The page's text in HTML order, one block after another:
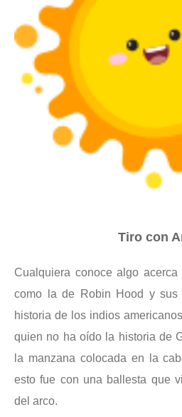
Tiro con
Cualquiera conoce algo
como la de Robin Hood y sus
historia de los indios
quien no ha oído la historia de
la manzana colocada en la
esto fue con una ballesta que
del arco.